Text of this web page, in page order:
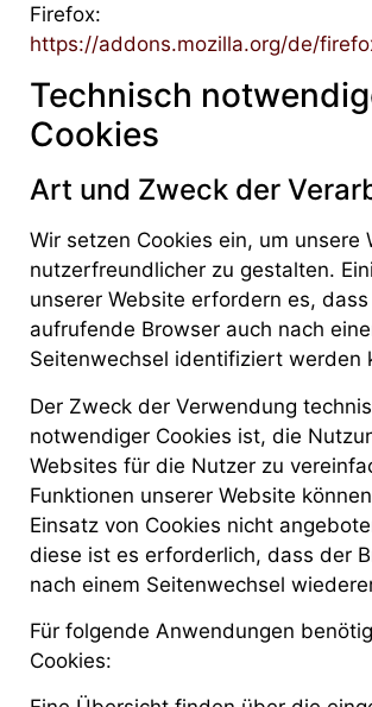
Firefox:
https://addons.mozilla.org/de/
Technisch
Cookies
Art und Zweck der
Wir setzen Cookies ein, um unsere
nutzerfreundlicher zu gestalten.
unserer Website erfordern es,
aufrufende Browser auch nach
Seitenwechsel identifiziert werden
Der Zweck der Verwendung
notwendiger Cookies ist, die
Websites für die Nutzer zu
Funktionen unserer Website
Einsatz von Cookies nicht
diese ist es erforderlich, dass der
nach einem Seitenwechsel
Für folgende Anwendungen
Cookies: